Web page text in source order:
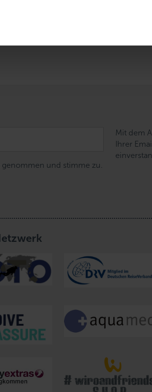
ganz leicht abmelden.)
und stimme zu.
Mit dem
Ihrer